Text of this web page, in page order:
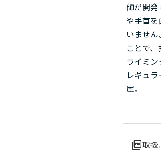
師が開
や手首
いませ
ことで
ライミン
レギュ
属。
picture_as_pdf取扱